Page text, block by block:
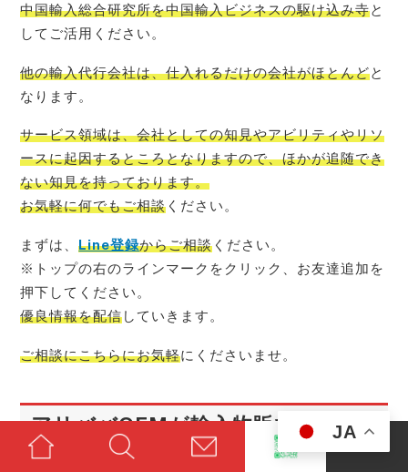
中国輸入総合研究所を中国輸入ビジネスの駆け込み寺と
してご活用ください。
他の輸入代行会社は、仕入れるだけの会社がほとんどと
なります。
サービス領域は、会社としての知見やアビリティやリソ
ースに起因するところとなりますので、ほかが追随でき
ない知見を持っております。
お気軽に何でもご相談 ください。
まずは、Line登録からご相談 ください。
※トップの右のラインマークをクリック、お友達追加を
押下してください。
優良情報を配信していきます。
ご相談にこちらにお気軽にくださいませ。
アリババOEMが輸入物販でおすす
めな理由とは
JA